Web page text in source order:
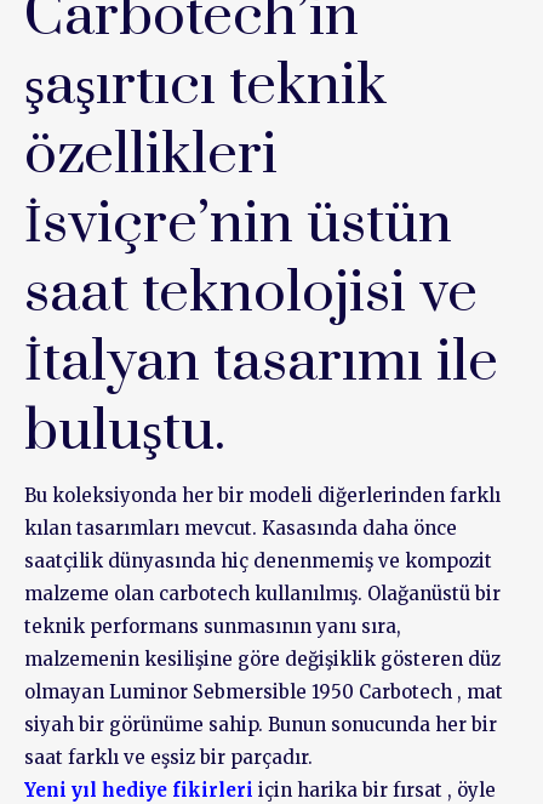
Carbotech’in
şaşırtıcı teknik
özellikleri
İsviçre’nin üstün
saat teknolojisi ve
İtalyan tasarımı ile
buluştu.
Bu koleksiyonda her bir modeli diğerlerinden farklı
kılan tasarımları mevcut. Kasasında daha önce
saatçilik dünyasında hiç denenmemiş ve kompozit
malzeme olan carbotech kullanılmış. Olağanüstü bir
teknik performans sunmasının yanı sıra,
malzemenin kesilişine göre değişiklik gösteren düz
olmayan Luminor Sebmersible 1950 Carbotech , mat
siyah bir görünüme sahip. Bunun sonucunda her bir
saat farklı ve eşsiz bir parçadır.
Yeni yıl hediye fikirleri için harika bir fırsat , öyle